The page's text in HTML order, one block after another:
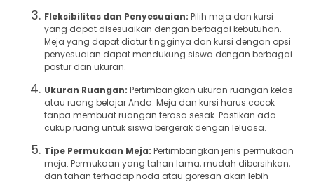
Fleksibilitas dan Penyesuaian: Pilih meja dan kursi
yang dapat disesuaikan dengan berbagai kebutuhan.
Meja yang dapat diatur tingginya dan kursi dengan opsi
penyesuaian dapat mendukung siswa dengan berbagai
postur dan ukuran.
Ukuran Ruangan: Pertimbangkan ukuran ruangan kelas
atau ruang belajar Anda. Meja dan kursi harus cocok
tanpa membuat ruangan terasa sesak. Pastikan ada
cukup ruang untuk siswa bergerak dengan leluasa.
Tipe Permukaan Meja: Pertimbangkan jenis permukaan
meja. Permukaan yang tahan lama, mudah dibersihkan,
dan tahan terhadap noda atau goresan akan lebih